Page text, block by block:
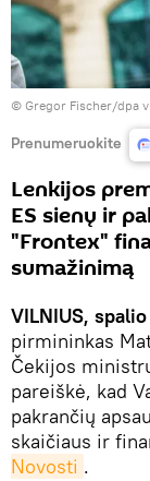
© Gregor Fischer/dpa
Prenumeruokite
Lenkijos
ES sienų ir
"Frontex"
sumažinimą
VILNIUS,
pirmininkas
Čekijos
pareiškė, kad
pakrančių
skaičiaus ir
Novosti .